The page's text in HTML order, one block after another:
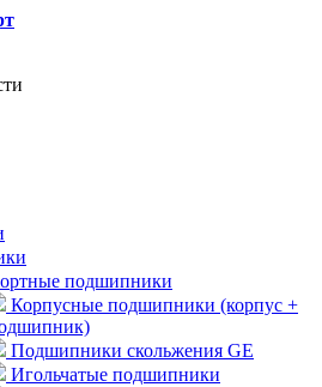
подшипники
Корпусные подшипники (корпус +
Подшипники скольжения GE
Игольчатые подшипники